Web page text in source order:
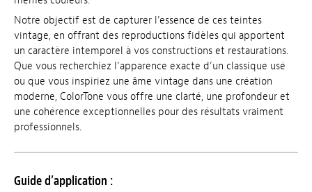
Notre objectif est de capturer l’essence de ces teintes
vintage, en offrant des reproductions fidèles qui apportent
un caractère intemporel à vos constructions et restaurations.
Que vous recherchiez l’apparence exacte d’un classique usé
ou que vous inspiriez une âme vintage dans une création
moderne, ColorTone vous offre une clarté, une profondeur et
une cohérence exceptionnelles pour des résultats vraiment
professionnels.
Guide d’application :